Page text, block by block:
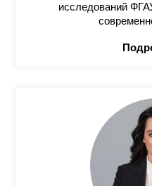
исследований